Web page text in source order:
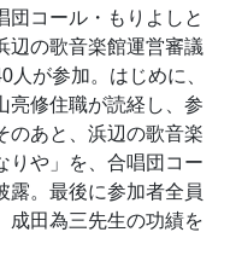
団コール・もりよしと
辺の歌音楽館運営審議
が参加。はじめに、
亮修住職が読経し、参
のあと、浜辺の歌音楽
りや」を、合唱団コー
露。最後に参加者全員
成田為三先生の功績を